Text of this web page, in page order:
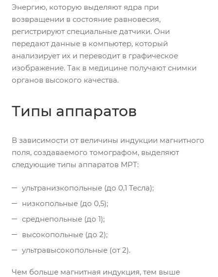
Энергию, которую выделяют ядра при
возвращении в состояние равновесия,
регистрируют специальные датчики. Они
передают данные в компьютер, который
анализирует их и переводит в графическое
изображение. Так в медицине получают снимки
органов высокого качества.
Типы аппаратов
В зависимости от величины индукции магнитного
поля, создаваемого томографом, выделяют
следующие типы аппаратов МРТ:
ультранизкопольные (до 0,1 Тесла);
низкопольные (до 0,5);
среднепольные (до 1);
высокопольные (до 2);
ультравысокопольные (от 2).
Чем больше магнитная индукция, тем выше